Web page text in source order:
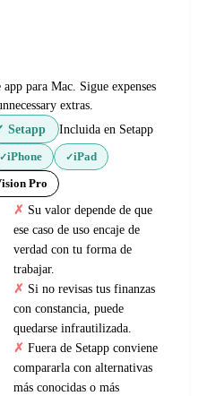
para Mac. Sigue expenses
extras.
Setapp Incluida en Setapp
✓iPhone ✓iPad
Pro
Su valor depende de que
ese caso de uso encaje de
verdad con tu forma de
trabajar.
Si no revisas tus finanzas
con constancia, puede
quedarse infrautilizada.
Fuera de Setapp conviene
compararla con alternativas
más conocidas o más